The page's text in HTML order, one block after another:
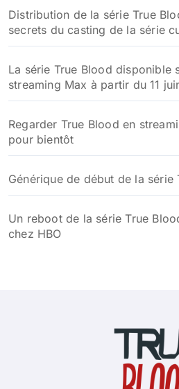
Distribution de la série True
secrets du casting de la série
La série True Blood disponible
streaming Max à partir du 11
Regarder True Blood en
pour bientôt
Générique de début de la série
Un reboot de la série True
chez HBO